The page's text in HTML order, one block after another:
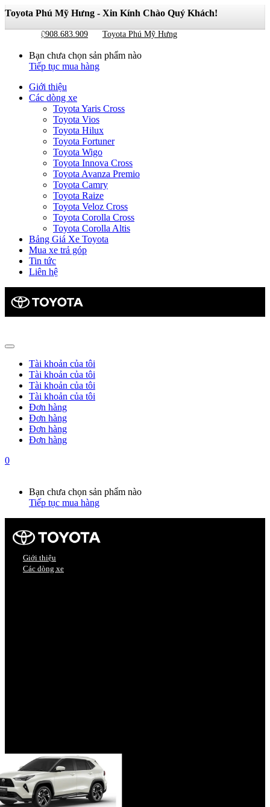
Toyota Phú Mỹ Hưng - Xin Kính Chào Quý Khách!
0908.683.909 Toyota Phú Mỹ Hưng
0
Bạn chưa chọn sản phẩm nào
Tiếp tục mua hàng
Giới thiệu
Các dòng xe
Toyota Yaris Cross
Toyota Vios
Toyota Hilux
Toyota Fortuner
Toyota Wigo
Toyota Innova Cross
Toyota Avanza Premio
Toyota Camry
Toyota Raize
Toyota Veloz Cross
Toyota Corolla Cross
Toyota Corolla Altis
Bảng Giá Xe Toyota
Mua xe trả góp
Tin tức
Liên hệ
Tài khoản của tôi
Tài khoản của tôi
Tài khoản của tôi
Tài khoản của tôi
Đơn hàng
Đơn hàng
Đơn hàng
Đơn hàng
0
Bạn chưa chọn sản phẩm nào
Tiếp tục mua hàng
Giới thiệu
Các dòng xe